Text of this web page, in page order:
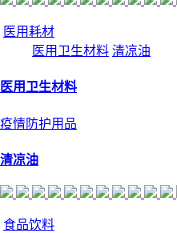
医用耗材
医用卫生材料 清凉油
医用卫生材料
疫情防护用品
清凉油
食品饮料